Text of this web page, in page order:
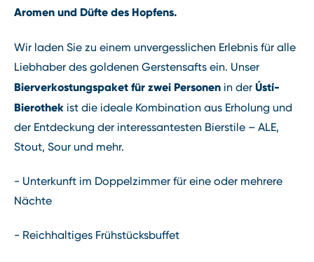
Aromen und Düfte des Hopfens.
Wir laden Sie zu einem unvergesslichen Erlebnis für alle
Liebhaber des goldenen Gerstensafts ein. Unser
Bierverkostungspaket für zwei Personen in der Ústí-
Bierothek ist die ideale Kombination aus Erholung und
der Entdeckung der interessantesten Bierstile – ALE,
Stout, Sour und mehr.
- Unterkunft im Doppelzimmer für eine oder mehrere
Nächte
- Reichhaltiges Frühstücksbuffet